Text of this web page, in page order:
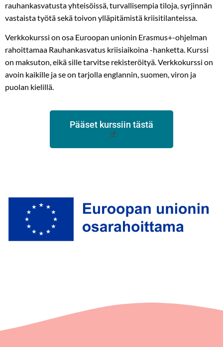
rauhankasvatusta yhteisöissä, turvallisempia tiloja, syrjinnän
vastaista työtä sekä toivon ylläpitämistä kriisitilanteissa.
Verkkokurssi on osa Euroopan unionin Erasmus+-ohjelman
rahoittamaa Rauhankasvatus kriisiaikoina -hanketta. Kurssi
on maksuton, eikä sille tarvitse rekisteröityä. Verkkokurssi on
avoin kaikille ja se on tarjolla englannin, suomen, viron ja
puolan kielillä.
Pääset kurssiin tästä